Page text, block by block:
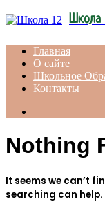
Школа
Главная
О сайте
Школьное
Контакты
Nothing
It seems we can’t
searching can help.